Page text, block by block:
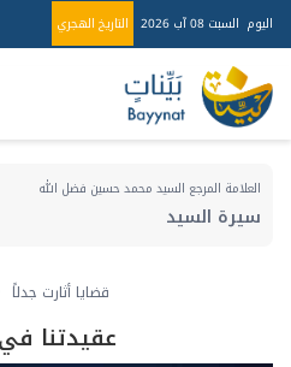
اليوم السبت 08 آب 2026 التاريخ الهجري
العلامة المرجع السيد محمد حسين فضل الله
سيرة السيد
قضايا أثارت جدلاً
عقيدتنا